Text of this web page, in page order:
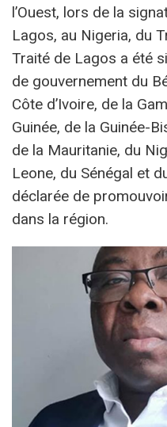
l’Ouest, lors de la
Lagos, au Nigeria, du
Traité de Lagos a été
de gouvernement du
Côte d’Ivoire, de la
Guinée, de la Guinée-
de la Mauritanie, du
Leone, du Sénégal et
déclarée de
dans la région.